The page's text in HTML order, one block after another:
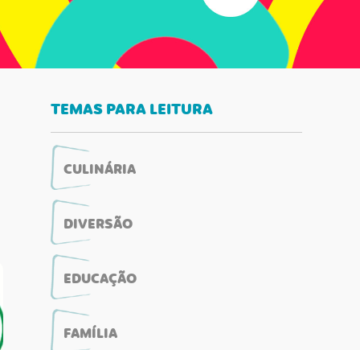
TEMAS PARA LEITURA
CULINÁRIA
DIVERSÃO
EDUCAÇÃO
FAMÍLIA